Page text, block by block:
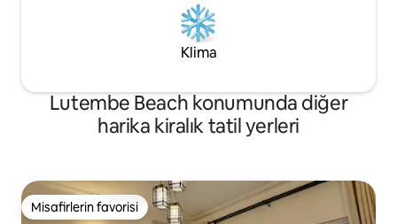
Klima
Lutembe Beach konumunda diğer
harika kiralık tatil yerleri
Misafirlerin favorisi
Misafirlerin favorisi